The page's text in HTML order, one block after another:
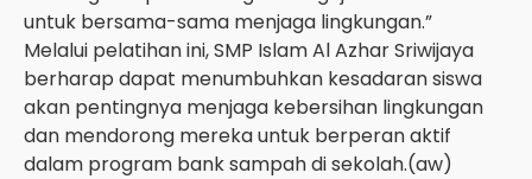
untuk bersama-sama menjaga lingkungan.”
Melalui pelatihan ini, SMP Islam Al Azhar Sriwijaya
berharap dapat menumbuhkan kesadaran siswa
akan pentingnya menjaga kebersihan lingkungan
dan mendorong mereka untuk berperan aktif
dalam program bank sampah di sekolah.(aw)